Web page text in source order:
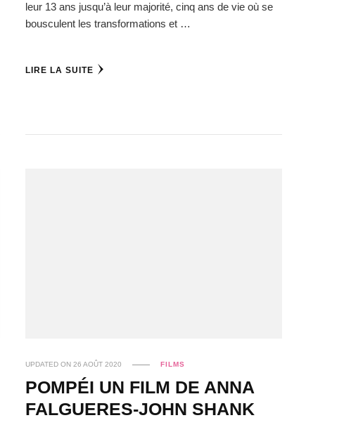
leur 13 ans jusqu’à leur majorité, cinq ans de vie où se
bousculent les transformations et …
LIRE LA SUITE
UPDATED ON 26 AOÛT 2020 FILMS
POMPÉI UN FILM DE ANNA
FALGUERES-JOHN SHANK